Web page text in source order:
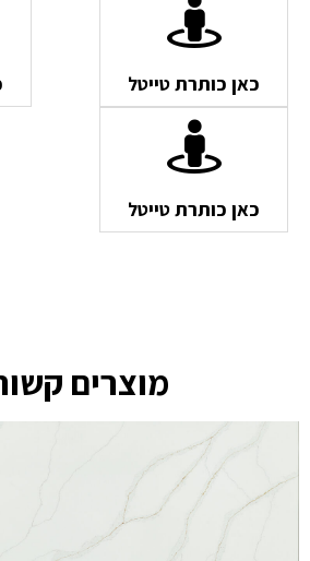
כאן כותרת טייטל
כאן כותרת טייטל
מוצרים